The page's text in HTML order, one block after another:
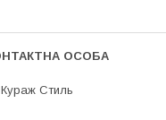
Кураж Стиль